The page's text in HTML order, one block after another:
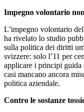
Impegno volontario
L’impegno volontario
ha rivelato lo studio
sulla politica dei diritti
svizzere: solo l’11 per
applicare i principi guida
casi mancano ancora
politica aziendale.
Contro le sostanze